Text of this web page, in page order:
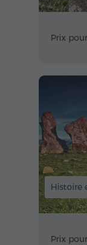
Prix
Histoire
Prix